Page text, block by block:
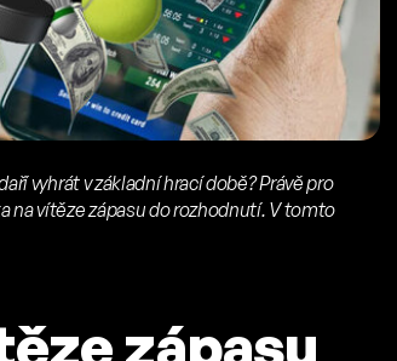
vyhrát v základní hrací době? Právě pro
na vítěze zápasu do rozhodnutí. V tomto